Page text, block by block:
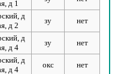
д 1
д
д 2
зу нет
д
д 4
зу нет
д
д 4
окс нет